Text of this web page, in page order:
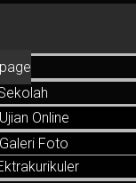
Ujian Online
Galeri Foto